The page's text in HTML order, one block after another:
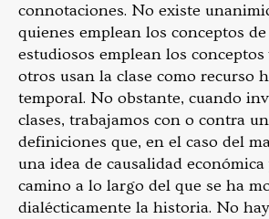
connotaciones. No existe
quienes emplean los conceptos
estudiosos emplean los conceptos
otros usan la clase como recurso
temporal. No obstante, cuando
clases, trabajamos con o contra
definiciones que, en el caso del
una idea de causalidad
camino a lo largo del que se ha
dialécticamente la historia. No